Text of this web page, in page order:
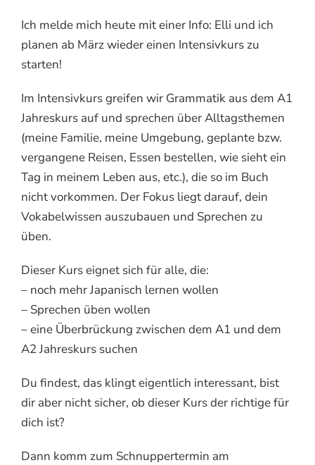
Ich melde mich heute mit einer Info: Elli und ich
planen ab März wieder einen Intensivkurs zu
starten!
Im Intensivkurs greifen wir Grammatik aus dem A1
Jahreskurs auf und sprechen über Alltagsthemen
(meine Familie, meine Umgebung, geplante bzw.
vergangene Reisen, Essen bestellen, wie sieht ein
Tag in meinem Leben aus, etc.), die so im Buch
nicht vorkommen. Der Fokus liegt darauf, dein
Vokabelwissen auszubauen und Sprechen zu
üben.
Dieser Kurs eignet sich für alle, die:
– noch mehr Japanisch lernen wollen
– Sprechen üben wollen
– eine Überbrückung zwischen dem A1 und dem
A2 Jahreskurs suchen
Du findest, das klingt eigentlich interessant, bist
dir aber nicht sicher, ob dieser Kurs der richtige für
dich ist?
Dann komm zum Schnuppertermin am